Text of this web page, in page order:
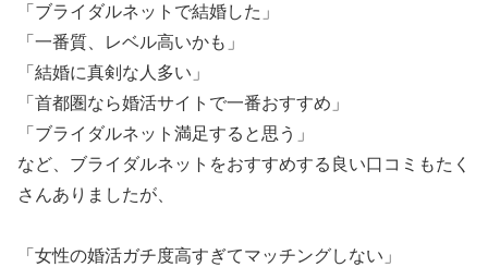
「ブライダルネットで結婚した」
「一番質、レベル高いかも」
「結婚に真剣な人多い」
「首都圏なら婚活サイトで一番おすすめ」
「ブライダルネット満足すると思う」
など、ブライダルネットをおすすめする良い口コミもたく
さんありましたが、
「女性の婚活ガチ度高すぎてマッチングしない」